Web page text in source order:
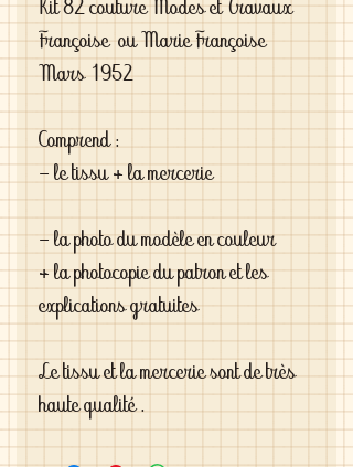
Kit 82 couture Modes et Travaux
Françoise  ou Marie Françoise
Mars 1952
Comprend :
- le tissu + la mercerie
- la photo du modèle en couleur
+ la photocopie du patron et les
explications gratuites
Le tissu et la mercerie sont de très
haute qualité .